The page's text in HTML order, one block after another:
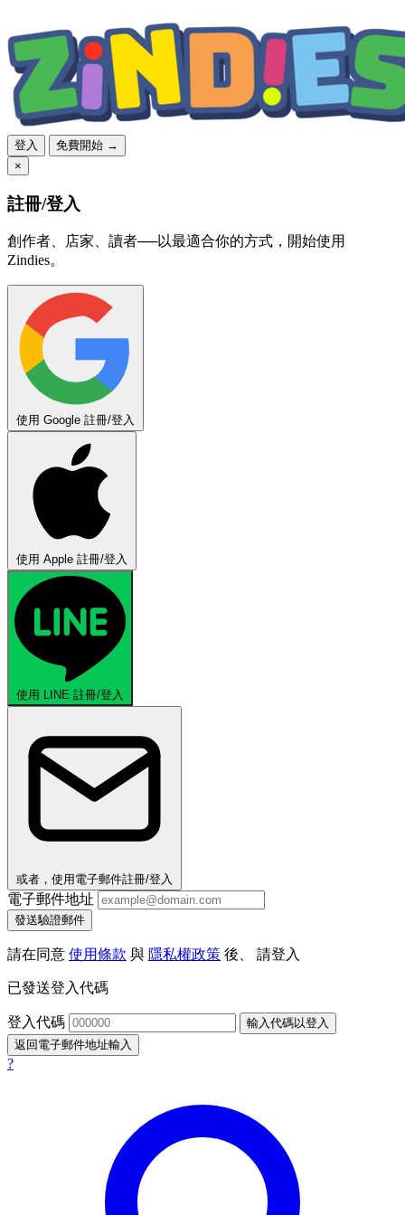
登入
免費開始 →
×
註冊/登入
創作者、店家、讀者──以最適合你的方式，開始使用
Zindies。
使用 Google 註冊/登入
使用 Apple 註冊/登入
使用 LINE 註冊/登入
或者，使用電子郵件註冊/登入
電子郵件地址
發送驗證郵件
請在同意 使用條款 與 隱私權政策 後、 請登入
已發送登入代碼
登入代碼
輸入代碼以登入
返回電子郵件地址輸入
?